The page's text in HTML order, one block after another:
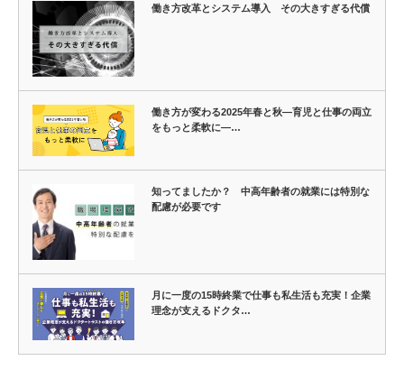
働き方改革とシステム導入 その大きすぎる代償
働き方が変わる2025年春と秋―育児と仕事の両立
をもっと柔軟に―…
知ってましたか？ 中高年齢者の就業には特別な
配慮が必要です
月に一度の15時終業で仕事も私生活も充実！企業
理念が支えるドクタ…